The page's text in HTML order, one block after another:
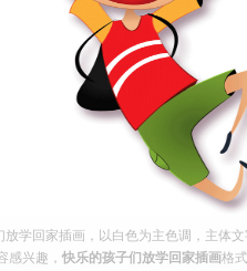
学回家插画，以白色为主色调，主体
感兴趣， 快乐的孩子们放学回家插画格